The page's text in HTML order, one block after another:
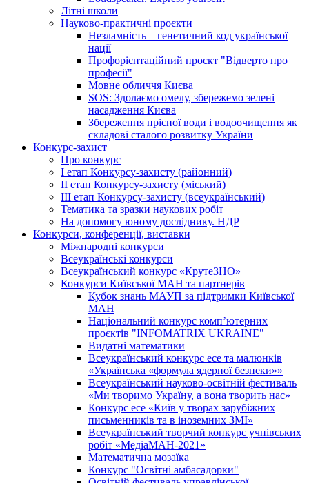
Літні школи
Науково-практичні проєкти
Незламність – генетичний код української
нації
Профорієнтаційний проєкт "Відверто про
професії"
Мовне обличчя Києва
SOS: Здолаємо омелу, збережемо зелені
насадження Києва
Збереження прісної води і водоочищення як
складові сталого розвитку України
Конкурс-захист
Про конкурс
І етап Конкурсу-захисту (районний)
ІІ етап Конкурсу-захисту (міський)
ІІІ етап Конкурсу-захисту (всеукраїнський)
Тематика та зразки наукових робіт
На допомогу юному досліднику. НДР
Конкурси, конференції, виставки
Міжнародні конкурси
Всеукраїнські конкурси
Всеукраїнський конкурс «КрутеЗНО»
Конкурси Київської МАН та партнерів
Кубок знань МАУП за підтримки Київської
МАН
Національний конкурс комп’ютерних
проєктів "INFOMATRIX UKRAINE"
Видатні математики
Всеукраїнський конкурс есе та малюнків
«Українська «формула ядерної безпеки»»
Всеукраїнський науково-освітній фестиваль
«Ми творимо Україну, а вона творить нас»
Конкурс есе «Київ у творах зарубіжних
письменників та в іноземних ЗМІ»
Всеукраїнський творчий конкурс учнівських
робіт «МедіаМАН-2021»
Математична мозаїка
Конкурс "Освітні амбасадорки"